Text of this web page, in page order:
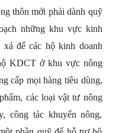
thôn mới phải dành quỹ
những khu vực kinh
để các hộ kinh doanh
KDCT ở khu vực nông
cấp mọi hàng tiêu dùng,
các loại vật tư nông
công tác khuyến nông,